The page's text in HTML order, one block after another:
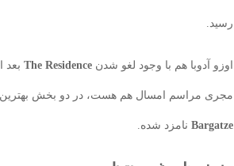
رسید.
اوزو آدوبا هم با وجود لغو شدن The Residence بعد
مجری مراسم امسال هم هست، در دو بخش بهترین
Bargatze نامزد شده.